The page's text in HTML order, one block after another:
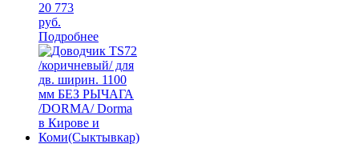
20 773
руб.
Подробнее